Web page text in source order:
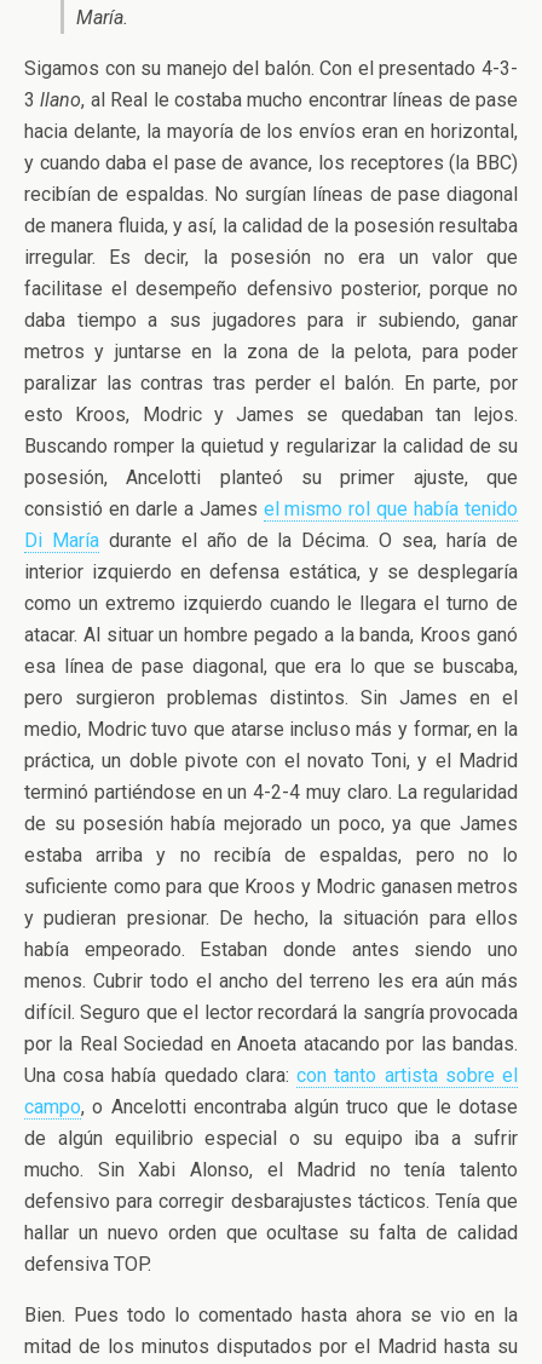
María.
Sigamos con su manejo del balón. Con el presentado 4-3-
3 llano, al Real le costaba mucho encontrar líneas de pase
hacia delante, la mayoría de los envíos eran en horizontal,
y cuando daba el pase de avance, los receptores (la BBC)
recibían de espaldas. No surgían líneas de pase diagonal
de manera fluida, y así, la calidad de la posesión resultaba
irregular. Es decir, la posesión no era un valor que
facilitase el desempeño defensivo posterior, porque no
daba tiempo a sus jugadores para ir subiendo, ganar
metros y juntarse en la zona de la pelota, para poder
paralizar las contras tras perder el balón. En parte, por
esto Kroos, Modric y James se quedaban tan lejos.
Buscando romper la quietud y regularizar la calidad de su
posesión, Ancelotti planteó su primer ajuste, que
consistió en darle a James el mismo rol que había tenido
Di Maríadurante el año de la Décima. O sea, haría de
interior izquierdo en defensa estática, y se desplegaría
como un extremo izquierdo cuando le llegara el turno de
atacar. Al situar un hombre pegado a la banda, Kroos ganó
esa línea de pase diagonal, que era lo que se buscaba,
pero surgieron problemas distintos. Sin James en el
medio, Modric tuvo que atarse incluso más y formar, en la
práctica, un doble pivote con el novato Toni, y el Madrid
terminó partiéndose en un 4-2-4 muy claro. La regularidad
de su posesión había mejorado un poco, ya que James
estaba arriba y no recibía de espaldas, pero no lo
suficiente como para que Kroos y Modric ganasen metros
y pudieran presionar. De hecho, la situación para ellos
había empeorado. Estaban donde antes siendo uno
menos. Cubrir todo el ancho del terreno les era aún más
difícil. Seguro que el lector recordará la sangría provocada
por la Real Sociedad en Anoeta atacando por las bandas.
Una cosa había quedado clara:con tanto artista sobre el
campo, o Ancelotti encontraba algún truco que le dotase
de algún equilibrio especial o su equipo iba a sufrir
mucho. Sin Xabi Alonso, el Madrid no tenía talento
defensivo para corregir desbarajustes tácticos. Tenía que
hallar un nuevo orden que ocultase su falta de calidad
defensiva TOP.
Bien. Pues todo lo comentado hasta ahora se vio en la
mitad de los minutos disputados por el Madrid hasta su